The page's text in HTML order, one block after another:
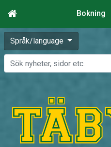
Bokning
Språk/language